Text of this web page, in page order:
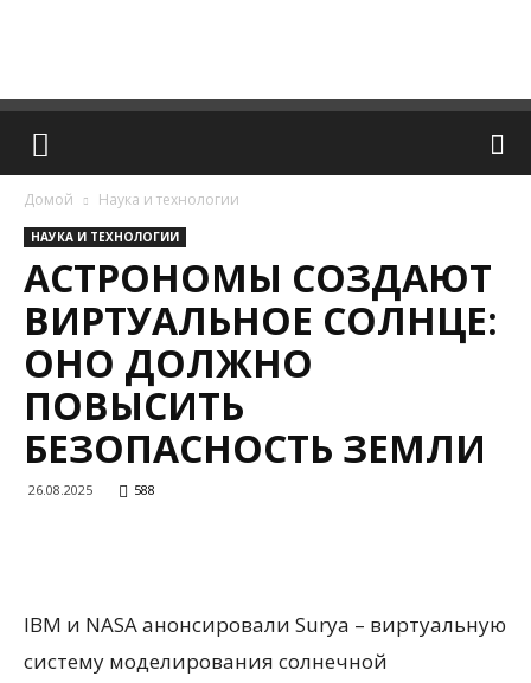
Домой Наука и технологии
НАУКА И ТЕХНОЛОГИИ
АСТРОНОМЫ СОЗДАЮТ
ВИРТУАЛЬНОЕ СОЛНЦЕ:
ОНО ДОЛЖНО
ПОВЫСИТЬ
БЕЗОПАСНОСТЬ ЗЕМЛИ
26.08.2025 588
IBM и NASA анонсировали Surya – виртуальную
систему моделирования солнечной